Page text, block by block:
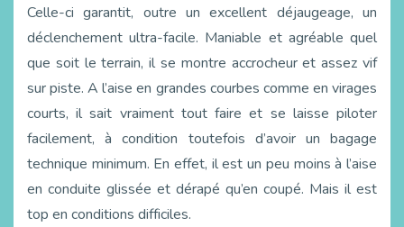
Celle-ci garantit, outre un excellent déjaugeage, un
déclenchement ultra-facile. Maniable et agréable quel
que soit le terrain, il se montre accrocheur et assez vif
sur piste. A l’aise en grandes courbes comme en virages
courts, il sait vraiment tout faire et se laisse piloter
facilement, à condition toutefois d’avoir un bagage
technique minimum. En effet, il est un peu moins à l’aise
en conduite glissée et dérapé qu’en coupé. Mais il est
top en conditions difficiles.